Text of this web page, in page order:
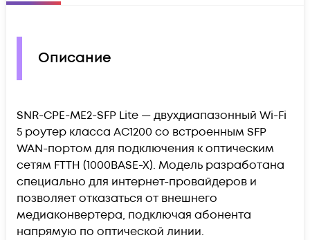
Описание
SNR-CPE-ME2-SFP Lite —двухдиапазонный Wi-Fi
5 роутер класса AC1200 со встроенным SFP
WAN-портом для подключения к оптическим
сетям FTTH (1000BASE-X). Модель разработана
специально для интернет-провайдеров и
позволяет отказаться от внешнего
медиаконвертера, подключая абонента
напрямую по оптической линии.